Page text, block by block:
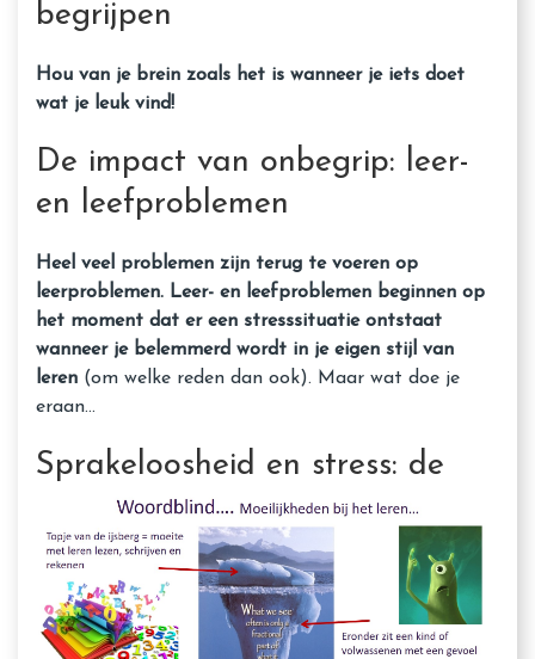
begrijpen
Hou van je brein zoals het is wanneer je iets doet
wat je leuk vind!
De impact van onbegrip: leer-
en leefproblemen
Heel veel problemen zijn terug te voeren op
leerproblemen. Leer- en leefproblemen beginnen op
het moment dat er een stresssituatie ontstaat
wanneer je belemmerd wordt in je eigen stijl van
leren (om welke reden dan ook). Maar wat doe je
eraan...
Sprakeloosheid en stress: de